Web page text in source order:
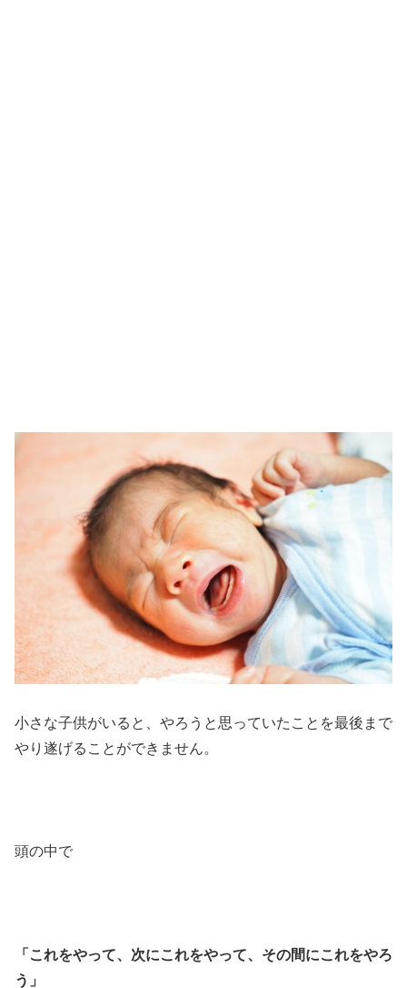
小さな子供がいると、やろうと思っていたことを最後まで
やり遂げることができません。
頭の中で
「これをやって、次にこれをやって、その間にこれをやろ
う」